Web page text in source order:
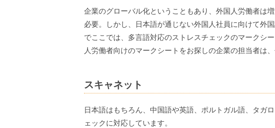
企業のグローバル化ということもあり、外国人労働者は
必要。しかし、日本語が通じない外国人社員に向けて外
でここでは、多言語対応のストレスチェックのマークシ
人労働者向けのマークシートをお探しの企業の担当者は
スキャネット
日本語はもちろん、中国語や英語、ポルトガル語、タガ
ェックに対応しています。